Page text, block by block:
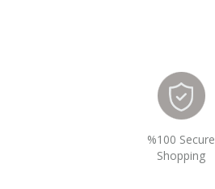
%100 Secure
Shopping